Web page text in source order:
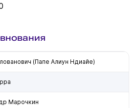
(Папе Алиун Ндиайе)
Марочкин